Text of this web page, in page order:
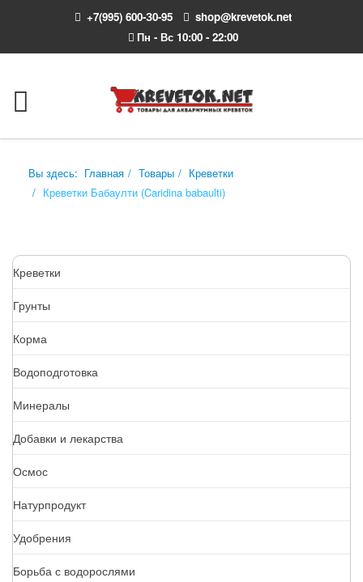
+7(995) 600-З0-95
shop@krevetok.net
Пн - Вс 10:00 - 22:00
Вы здесь: Главная Товары
Креветки
Креветки Бабаулти (Caridina babaulti)
Креветки
Грунты
Корма
Водоподготовка
Минералы
Добавки и лекарства
Осмос
Натурпродукт
Удобрения
Борьба с водорослями